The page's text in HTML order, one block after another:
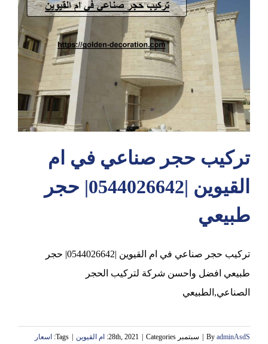
عجمان
تركيب حجر صناعي في ام
القيوين |0544026642| حجر
طبيعي
تركيب حجر صناعي في ام القيوين |0544026642| حجر
طبيعي افضل واحسن شركة لتركيب الحجر
الصناعي,الطبيعي
By adminAsdS سبتمبر 28th, 2021 Categories: ام القيوين Tags:
اسعار